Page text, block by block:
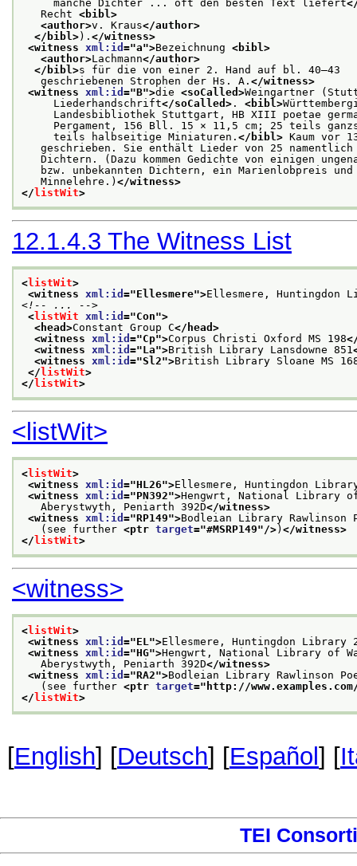
manche Dichter ... oft den besten Text liefert
Recht <bibl>
<author>v. Kraus</author>
</bibl>). </witness>
<witness xml:id ="a">Bezeichnung <bibl>
<author>Lachmann</author>
</bibl>s für die von einer 2. Hand auf bl. 40–43
geschriebenen Strophen der Hs. A. </witness>
<witness xml:id ="B">die <soCalled>Weingartner
Liederhandschrift</soCalled> . <bibl>
Landesbibliothek Stuttgart, HB XIII poetae
Pergament, 156 Bll. 15 × 11,5 cm; 25 teils
teils halbseitige Miniaturen. </bibl> Kaum vor
geschrieben. Sie enthält Lieder von 25 namentlich
Dichtern. (Dazu kommen Gedichte von einigen
bzw. unbekannten Dichtern, ein Marienlobpreis und
Minnelehre.) </witness>
</ listWit>
12.1.4.3 The Witness List
<listWit>
<witness xml:id ="Ellesmere">Ellesmere, Huntingdon
<!-- ... -->
<listWit xml:id ="Con">
<head>Constant Group C</head>
<witness xml:id ="Cp">Corpus Christi Oxford MS 198
<witness xml:id ="La">British Library Lansdowne 851
<witness xml:id ="Sl2">British Library Sloane MS
</ listWit>
</ listWit>
<listWit>
<listWit>
<witness xml:id ="HL26">Ellesmere, Huntingdon
<witness xml:id ="PN392">Hengwrt, National Library
Aberystwyth, Peniarth 392D</witness>
<witness xml:id ="RP149">Bodleian Library Rawlinson
(see further <ptr target="#MSRP149"/>) </witness>
</ listWit>
<witness>
<listWit>
<witness xml:id ="EL ">Ellesmere, Huntingdon Library
<witness xml:id ="HG">Hengwrt, National Library of
Aberystwyth, Peniarth 392D</witness>
<witness xml:id ="RA2">Bodleian Library Rawlinson
(see further <ptr target=" http://www.examples.com/
</ listWit>
[English] [Deutsch] [Español ] [
TEI